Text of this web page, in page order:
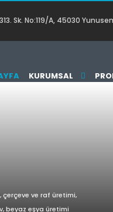
Sk. No:119/A, 45030
KURUMSAL
ve raf üretimi,
beyaz eşya üretimi